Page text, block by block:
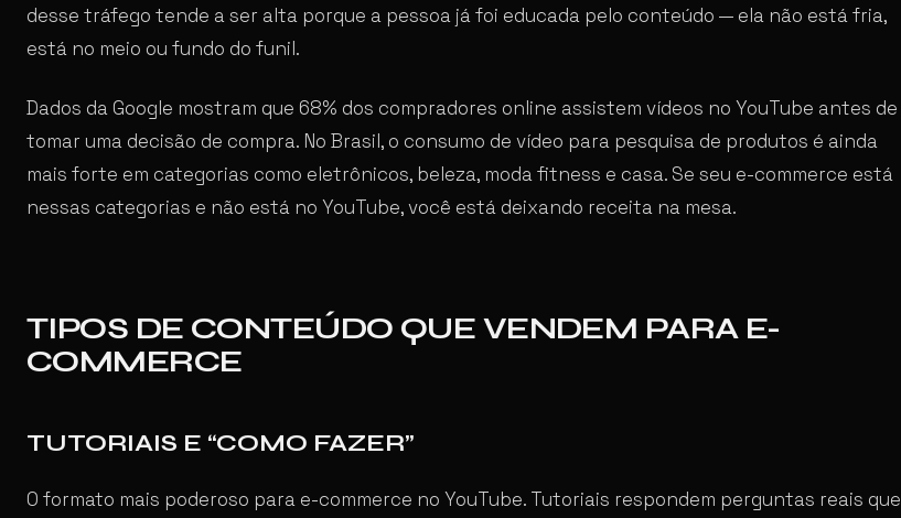
desse tráfego tende a ser alta porque a pessoa já foi educada pelo conteúdo — ela não está fria,
está no meio ou fundo do funil.
Dados da Google mostram que 68% dos compradores online assistem vídeos no YouTube antes de
tomar uma decisão de compra. No Brasil, o consumo de vídeo para pesquisa de produtos é ainda
mais forte em categorias como eletrônicos, beleza, moda fitness e casa. Se seu e-commerce está
nessas categorias e não está no YouTube, você está deixando receita na mesa.
TIPOS DE CONTEÚDO QUE VENDEM PARA E-
COMMERCE
TUTORIAIS E “COMO FAZER”
O formato mais poderoso para e-commerce no YouTube. Tutoriais respondem perguntas reais que